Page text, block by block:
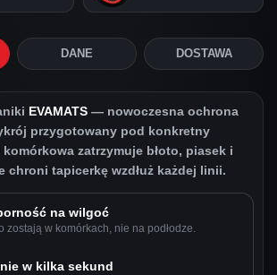
DANE DOSTAWA
EVAMATS — nowoczesna ochrona
przygotowany pod konkretny
zatrzymuje błoto, piasek i
chroni tapicerkę wzdłuż każdej linii.
na wilgoć
zostają w komórkach, nie na podłodze.
w kilka sekund